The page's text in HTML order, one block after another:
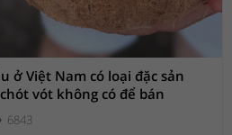
ở Việt Nam có loại đặc sản
vót không có để bán
6843